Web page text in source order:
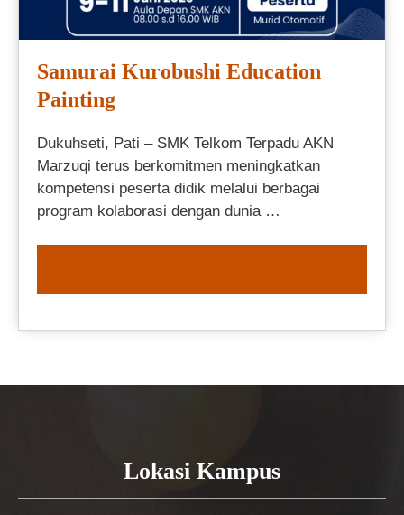
Samurai Kurobushi Education
Painting
Dukuhseti, Pati – SMK Telkom Terpadu AKN
Marzuqi terus berkomitmen meningkatkan
kompetensi peserta didik melalui berbagai
program kolaborasi dengan dunia …
Lokasi Kampus